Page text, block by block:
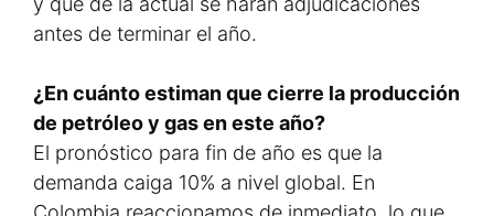
antes de terminar el año.
¿En cuánto estiman que cierre la producción
de petróleo y gas en este año?
El pronóstico para fin de año es que la
demanda caiga 10% a nivel global. En